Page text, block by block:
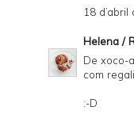
18
Helena /
De xoco-
com
:-D